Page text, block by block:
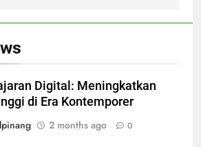
Digital: Meningkatkan
di Era Kontemporer
2 months ago 0